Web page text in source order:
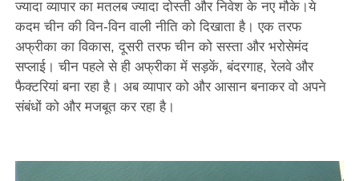
ज्यादा व्यापार का मतलब ज्यादा दोस्ती और निवेश के नए मौके।ये
कदम चीन की विन-विन वाली नीति को दिखाता है। एक तरफ
अफ्रीका का विकास, दूसरी तरफ चीन को सस्ता और भरोसेमंद
सप्लाई। चीन पहले से ही अफ्रीका में सड़कें, बंदरगाह, रेलवे और
फैक्टरियां बना रहा है। अब व्यापार को और आसान बनाकर वो अपने
संबंधों को और मजबूत कर रहा है।